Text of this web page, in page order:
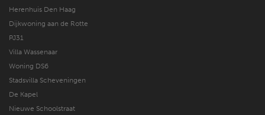
Herenhuis Den Haag
Dijkwoning aan de Rotte
PJ31
Villa Wassenaar
Woning DS6
Stadsvilla Scheveningen
De Kapel
Nieuwe Schoolstraat